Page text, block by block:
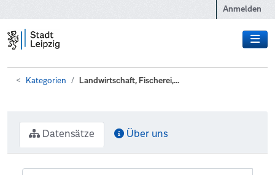
Anmelden
Kategorien Landwirtschaft, Fischerei,...
Datensätze Über uns